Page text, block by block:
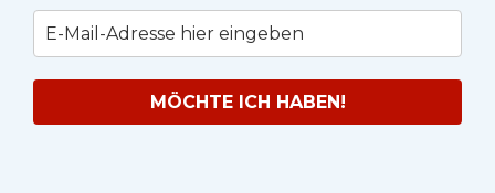
MÖCHTE ICH HABEN!